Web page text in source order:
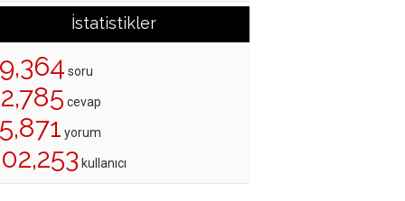
İstatistikler
soru
cevap
yorum
kullanıcı